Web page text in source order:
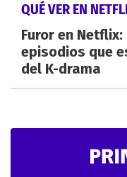
QUÉ VER EN
Furor en
episodios que
del K-drama